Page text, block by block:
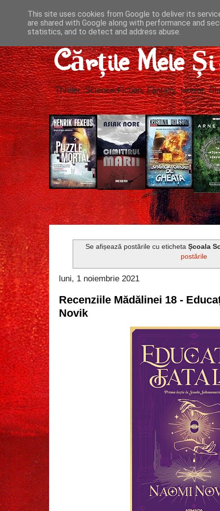
Cărțile Mele
Thriller, Science-Fiction, Fantasy, Horror,
Se afișează postările cu eticheta Școala
postările
luni, 1 noiembrie 2021
Recenziile Mădălinei 18 -
Novik
This site uses cookies from Google to deliver its
are shared with Google along with performance and
statistics, and to detect and address abuse.